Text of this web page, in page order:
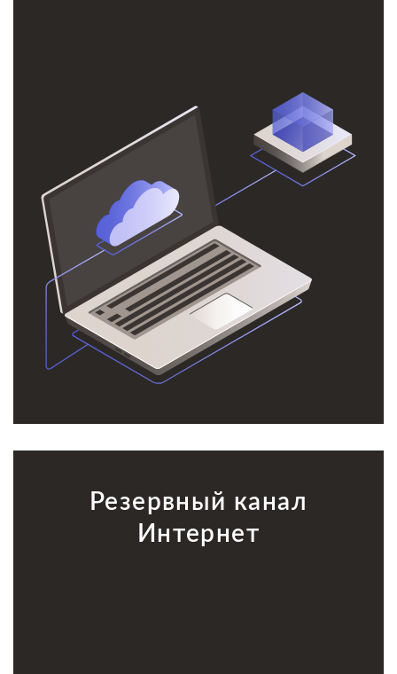
Параметры Облака
Мы определяем нужные для Вашей организации
параметры, включая количество ядер процессора,
гигабайт памяти и места на диске SSD.
Резервный канал
Интернет